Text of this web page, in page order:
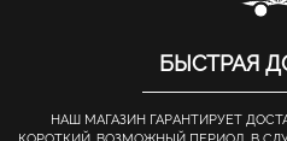
БЫСТРАЯ
НАШ МАГАЗИН ГАРАНТИРУЕТ